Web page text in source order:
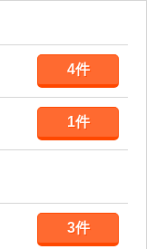
4件
1件
3件